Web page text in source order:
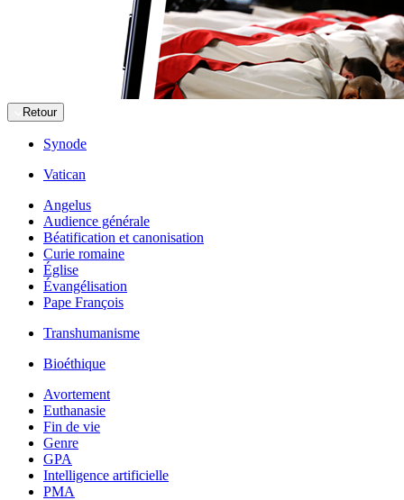
Retour
Synode
Vatican
Angelus
Audience générale
Béatification et canonisation
Curie romaine
Église
Évangélisation
Pape François
Transhumanisme
Bioéthique
Avortement
Euthanasie
Fin de vie
Genre
GPA
Intelligence artificielle
PMA